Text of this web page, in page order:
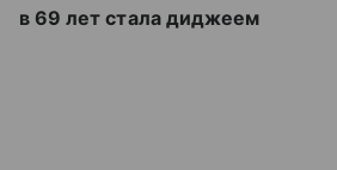
в 69 лет стала диджеем